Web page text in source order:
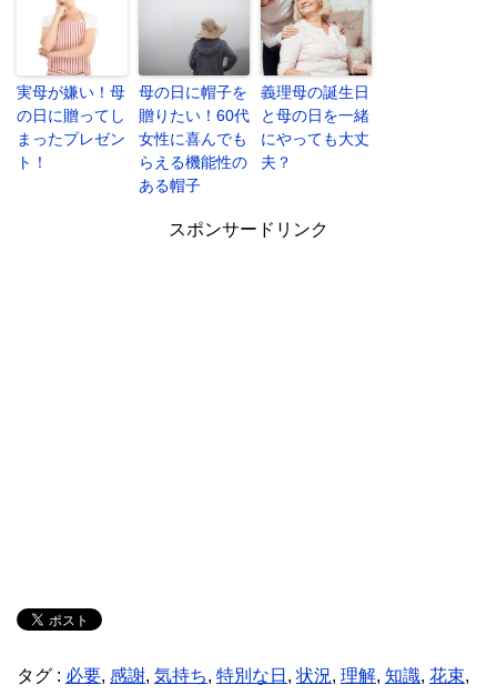
実母が嫌い！母
の日に贈ってし
まったプレゼン
ト！
母の日に帽子を
贈りたい！60代
女性に喜んでも
らえる機能性の
ある帽子
義理母の誕生日
と母の日を一緒
にやっても大丈
夫？
スポンサードリンク
タグ : 必要, 感謝, 気持ち, 特別な日 , 状況, 理解, 知識, 花束,